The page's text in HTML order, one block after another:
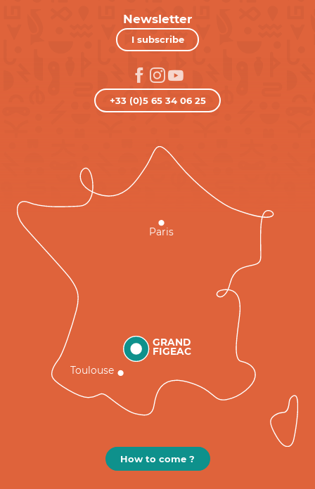
Newsletter
I subscribe
+33 (0)5 65 34 06 25
GRAND
FIGEAC
Toulouse
Paris
How to come ?